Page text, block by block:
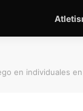
en individuales